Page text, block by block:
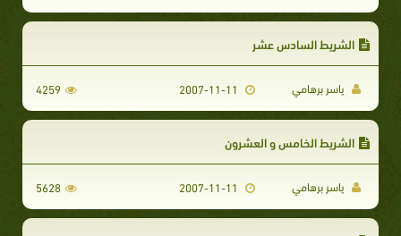
الشريط السادس عشر
ياسر برهامي 4259
الشريط الخامس و العشرون
ياسر برهامي 5628